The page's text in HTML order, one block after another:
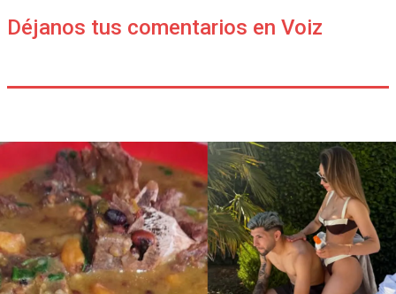
Déjanos tus comentarios en Voiz